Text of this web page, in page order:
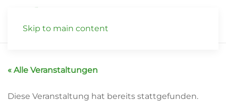
Skip to main content
« Alle Veranstaltungen
Diese Veranstaltung hat bereits stattgefunden.